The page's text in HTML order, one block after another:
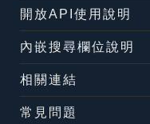
開放API使用說明
內嵌搜尋欄位說明
相關連結
常見問題